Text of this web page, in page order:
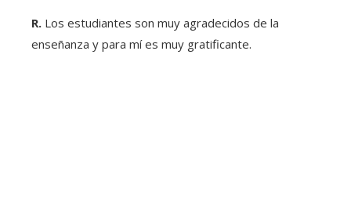
R. Los estudiantes son muy agradecidos de la
enseñanza y para mí es muy gratificante.